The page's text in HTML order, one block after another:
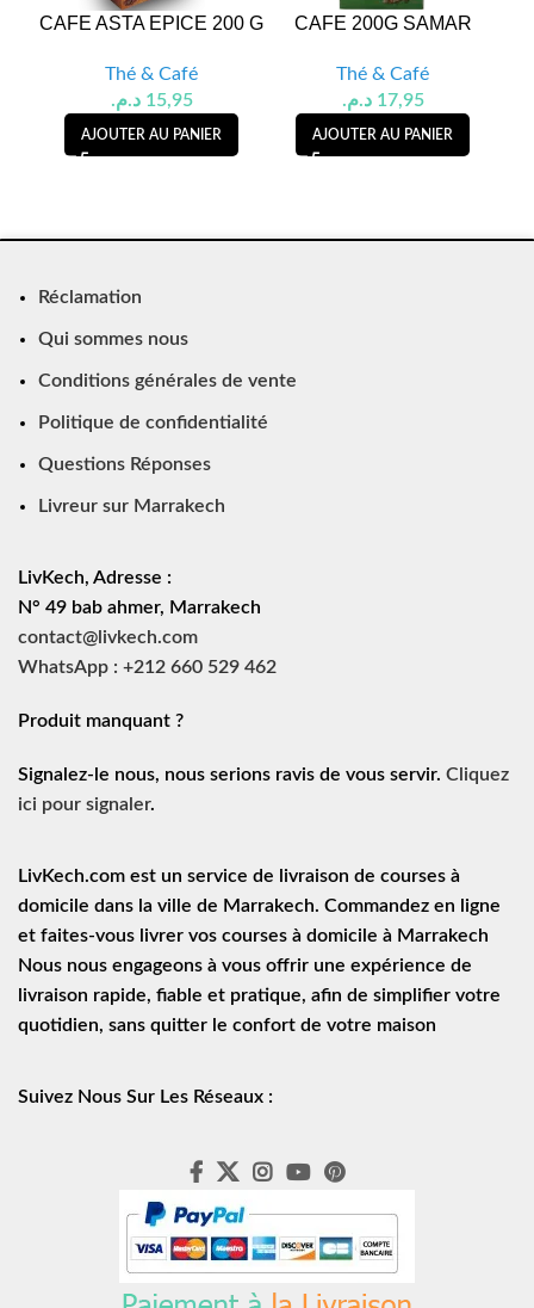
CAFE ASTA EPICE 200 G
Thé & Café
15,95 د.م.
AJOUTER AU PANIER
CAFE 200G SAMAR
Thé & Café
17,95 د.م.
AJOUTER AU PANIER
Réclamation
Qui sommes nous
Conditions générales de vente
Politique de confidentialité
Questions Réponses
Livreur sur Marrakech
LivKech, Adresse :
N° 49 bab ahmer, Marrakech
contact@livkech.com
WhatsApp : +212 660 529 462
Produit manquant ?
Signalez-le nous, nous serions ravis de vous servir. Cliquez
ici pour signaler.
LivKech.com est un service de
livraison de courses à
domicile dans la ville de Marrakech. Commandez en ligne
et faites-vous livrer vos courses à domicile à Marrakech
Nous nous engageons à vous offrir une expérience de
livraison rapide, fiable et pratique, afin de simplifier votre
quotidien, sans quitter le confort de votre maison
Suivez Nous Sur Les Réseaux :